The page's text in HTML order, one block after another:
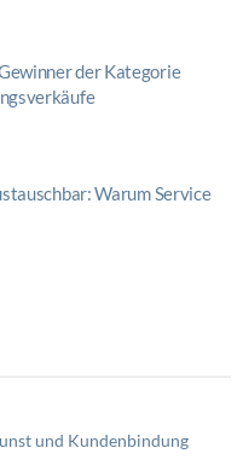
der Kategorie
Warum Service
und Kundenbindung